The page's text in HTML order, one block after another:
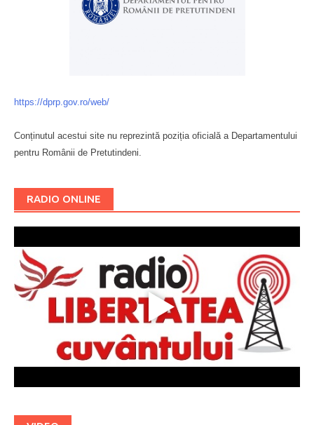
https://dprp.gov.ro/web/
Conținutul acestui site nu reprezintă poziția oficială a Departamentului
pentru Românii de Pretutindeni.
RADIO ONLINE